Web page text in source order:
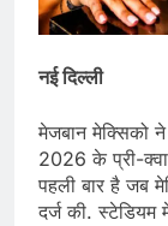
नई दिल्ली
मेजबान मेक्सिको
2026 के प्री-
पहली बार है जब
दर्ज की. स्टेडियम